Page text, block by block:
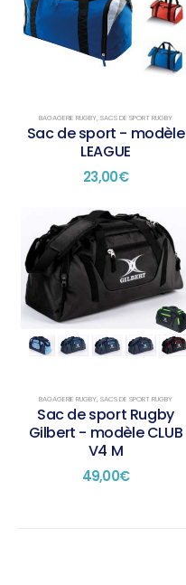
BAGAGERIE RUGBY, SACS DE SPORT RUGBY
Sac de sport - modèle
LEAGUE
23,00€
BAGAGERIE RUGBY, SACS DE SPORT RUGBY
Sac de sport Rugby
Gilbert - modèle CLUB
V4 M
49,00€